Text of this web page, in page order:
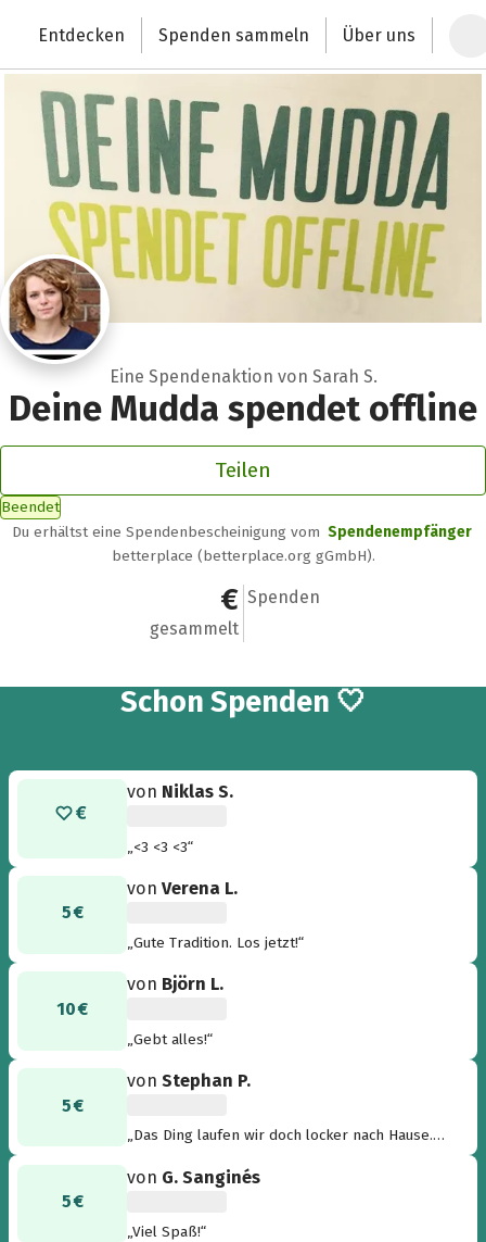
Deutschlands größte Spendenplattform
Entdecken Spenden sammeln Über uns
Eine Spendenaktion von Sarah S.
Deine Mudda spendet offline
Teilen
Beendet
Du erhältst eine Spendenbescheinigung vom Spendenempfänger
betterplace (betterplace.org gGmbH).
500 €
gesammelt
42
Spenden
Schon 42
Spenden 🤍
von Niklas S.
„<3 <3 <3“
5 €
vonVerena L.
„Gute Tradition. Los jetzt!“
10 €
von Björn L.
„Gebt alles!“
5 €
vonStephan P.
„Das Ding laufen wir doch locker nach Hause.
5 €
von G. Sanginés
„Viel Spaß!“